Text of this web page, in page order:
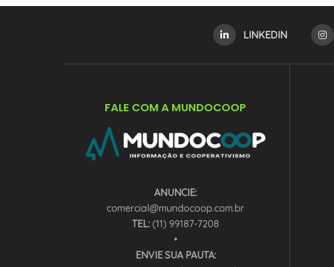
LINKEDIN
FALE COM A MUNDOCOOP
ANUNCIE:
comercial@mundocoop.com.br
TEL: (11) 99187-7208
•
ENVIE SUA PAUTA: